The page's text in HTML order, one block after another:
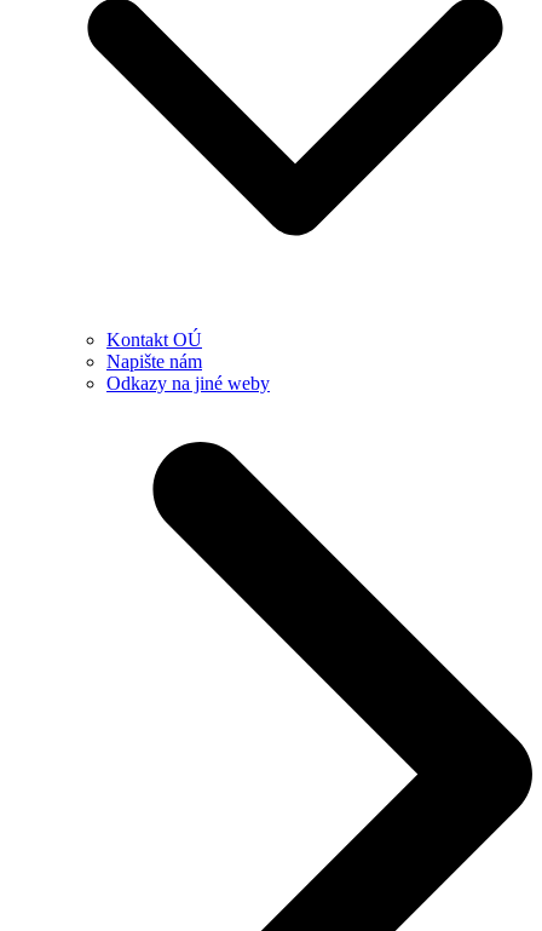
Kontakt OÚ
Napište nám
Odkazy na jiné weby